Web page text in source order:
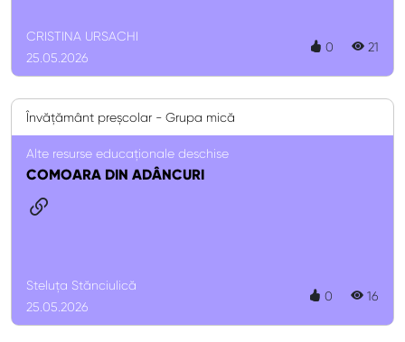
CRISTINA URSACHI
25.05.2026
0 21
Învățământ preșcolar - Grupa mică
Alte resurse educaționale deschise
COMOARA DIN ADÂNCURI
Steluța Stănciulică
25.05.2026
0 16